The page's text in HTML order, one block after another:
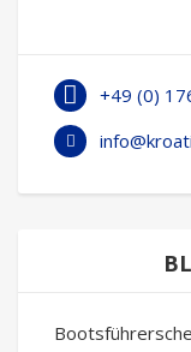
+49 (0)